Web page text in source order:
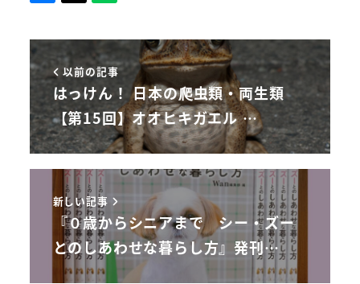
以前の記事
はっけん！ 日本の爬虫類・両生類
【第15回】オオヒキガエル …
新しい記事
『０歳からシニアまで シー・ズー
とのしあわせな暮らし方』発刊…